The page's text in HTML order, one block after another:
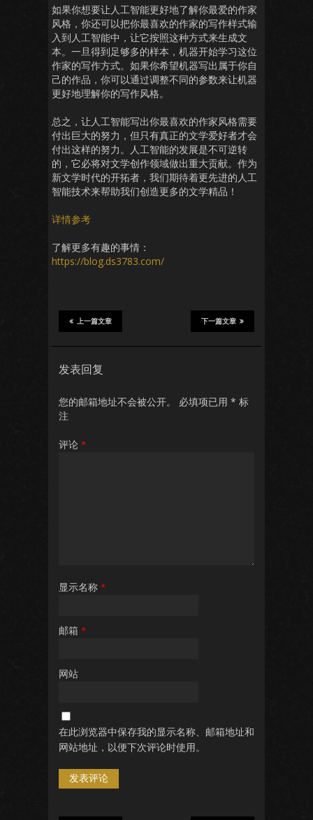
如果你想要让人工智能更好地了解你最爱的作家
风格，你还可以把你最喜欢的作家的写作样式输
入到人工智能中，让它按照这种方式来生成文
本。一旦得到足够多的样本，机器开始学习这位
作家的写作方式。如果你希望机器写出属于你自
己的作品，你可以通过调整不同的参数来让机器
更好地理解你的写作风格。
总之，让人工智能写出你最喜欢的作家风格需要
付出巨大的努力，但只有真正的文学爱好者才会
付出这样的努力。人工智能的发展是不可逆转
的，它必将对文学创作领域做出重大贡献。作为
新文学时代的开拓者，我们期待着更先进的人工
智能技术来帮助我们创造更多的文学精品！
详情参考
了解更多有趣的事情：
https://blog.ds3783.com/
下一篇文章
上一篇文章
发表回复
您的邮箱地址不会被公开。 必填项已用 * 标
注
评论 *
显示名称 *
邮箱 *
网站
在此浏览器中保存我的显示名称、邮箱地址和
网站地址，以便下次评论时使用。